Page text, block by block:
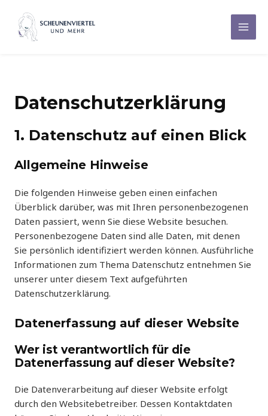
Inhalt
springen
Main
Datenschutz­erklärung
1. Datenschutz auf einen Blick
Allgemeine Hinweise
Die folgenden Hinweise geben einen einfachen
Überblick darüber, was mit Ihren personenbezogenen
Daten passiert, wenn Sie diese Website besuchen.
Personenbezogene Daten sind alle Daten, mit denen
Sie persönlich identifiziert werden können. Ausführliche
Informationen zum Thema Datenschutz entnehmen Sie
unserer unter diesem Text aufgeführten
Datenschutzerklärung.
Datenerfassung auf dieser Website
Wer ist verantwortlich für die
Datenerfassung auf dieser Website?
Die Datenverarbeitung auf dieser Website erfolgt
durch den Websitebetreiber. Dessen Kontaktdaten